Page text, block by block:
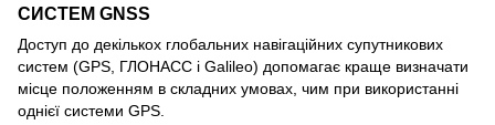
СИСТЕМ GNSS
Доступ до декількох глобальних навігаційних супутникових
систем (GPS, ГЛОНАСС і Galileo) допомагає краще визначати
місце положенням в складних умовах, чим при використанні
однієї системи GPS.